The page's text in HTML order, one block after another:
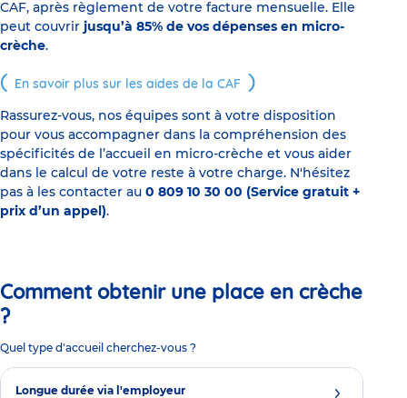
CAF, après règlement de votre facture mensuelle. Elle
peut couvrir jusqu’à 85% de vos dépenses en micro-
crèche.
En savoir plus sur les aides de la CAF
Rassurez-vous, nos équipes sont à votre disposition
pour vous accompagner dans la compréhension des
spécificités de l’accueil en micro-crèche et vous aider
dans le calcul de votre reste à votre charge. N'hésitez
pas à les contacter au 0 809 10 30 00 (Service gratuit +
prix d’un appel).
Comment obtenir une place en crèche
?
Quel type d'accueil cherchez-vous ?
Longue durée via l'employeur